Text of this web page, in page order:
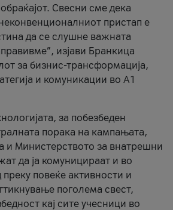
Свесни сме дека
пристап е
да се слушне важната
изјави Бранкица
за бизнис-трансформација,
и комуникации во А1
за побезбеден
порака на кампањата,
и Министерството за внатрешни
да ја комуницираат и во
повеќе активности и
поголема свест,
кај сите учесници во